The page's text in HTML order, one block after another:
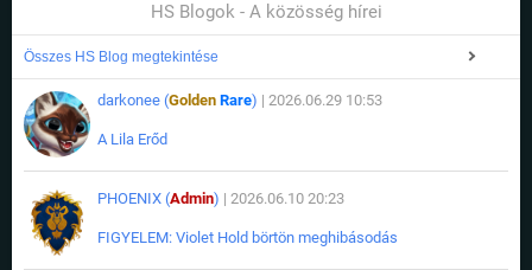
HS Blogok - A közösség hírei
Összes HS Blog megtekintése
darkonee (Golden Rare) | 2026.06.29 10:53
A Lila Erőd
PHOENIX (Admin) | 2026.06.10 20:23
FIGYELEM: Violet Hold börtön meghibásodás